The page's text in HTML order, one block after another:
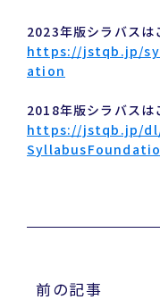
2023年版シラバスは
https://jstqb.jp/
ation
2018年版シラバスは
https://jstqb.jp/dl/
前の記事